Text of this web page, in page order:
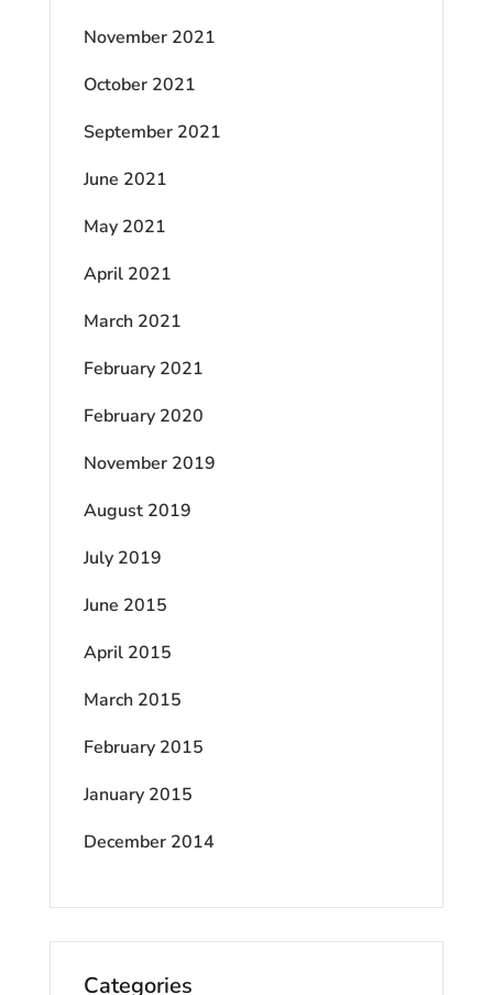
November 2021
October 2021
September 2021
June 2021
May 2021
April 2021
March 2021
February 2021
February 2020
November 2019
August 2019
July 2019
June 2015
April 2015
March 2015
February 2015
January 2015
December 2014
Categories